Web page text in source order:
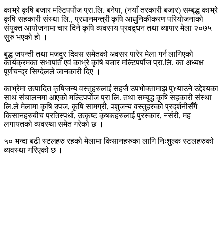
काभ्रे कृषि बजार मल्टिपर्पोज प्रा.लि. बनेपा, (नयाँ तरकारी बजार) सम्बृद्ध काभ्रे
कृषि सहकारी संस्था लि., प्रधानमन्त्री कृषि आधुनिकीकरण परियोजनाको
संयुक्त आयोजनामा चार दिने कृषि व्यवसाय प्रवद्र्धन तथा व्यापार मेला २०७५
सुरु भएको हो ।
बुद्ध जयन्ती तथा मजदुर दिवस समेतको अवसर पारेर मेला गर्न लागिएको
कार्यक्रमका सभापति एवं काभ्रे कृषि बजार मल्टिपर्पोज प्रा.लि. का अध्यक्ष
पूर्णचन्द्र सिग्देलले जानकारी दिए ।
काभ्रेमा उत्पादित कृषिजन्य वस्तुहरुलाई सहजै उपभोक्तामाझ पु¥याउने उद्देश्यका
साथ संचालनमा आएको मल्टिपर्पोज प्रा.लि. तथा सम्बृद्ध कृषि सहकारी संस्था
लि.ले मेलामा कृषि उपज, कृषि सामग्री, पशुजन्य वस्तुहरुको प्रदर्शनीसँगै
किसानहरुबीच प्रतिस्पर्धा, उत्कृष्ट कृषकहरुलाई पुरस्कार, नर्सरी, मह
लगायतको व्यवस्था समेत गरेको छ ।
५० भन्दा बढी स्टलहरु रहको मेलामा किसानहरुका लागि निःशुल्क स्टलहरुको
व्यवस्था गरिएको छ ।